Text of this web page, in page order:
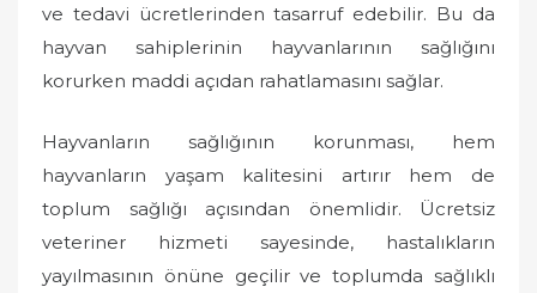
ve tedavi ücretlerinden tasarruf edebilir. Bu da
hayvan sahiplerinin hayvanlarının sağlığını
korurken maddi açıdan rahatlamasını sağlar.
Hayvanların sağlığının korunması, hem
hayvanların yaşam kalitesini artırır hem de
toplum sağlığı açısından önemlidir. Ücretsiz
veteriner hizmeti sayesinde, hastalıkların
yayılmasının önüne geçilir ve toplumda sağlıklı